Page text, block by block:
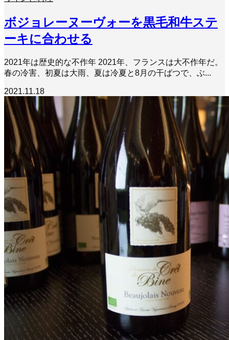
ボジョレーヌーヴォーを黒毛和牛ステ
ーキに合わせる
2021年は歴史的な不作年 2021年、フランスは大不作年だ。
春の冷害、初夏は大雨、夏は冷夏と8月の干ばつで、ぶ...
2021.11.18